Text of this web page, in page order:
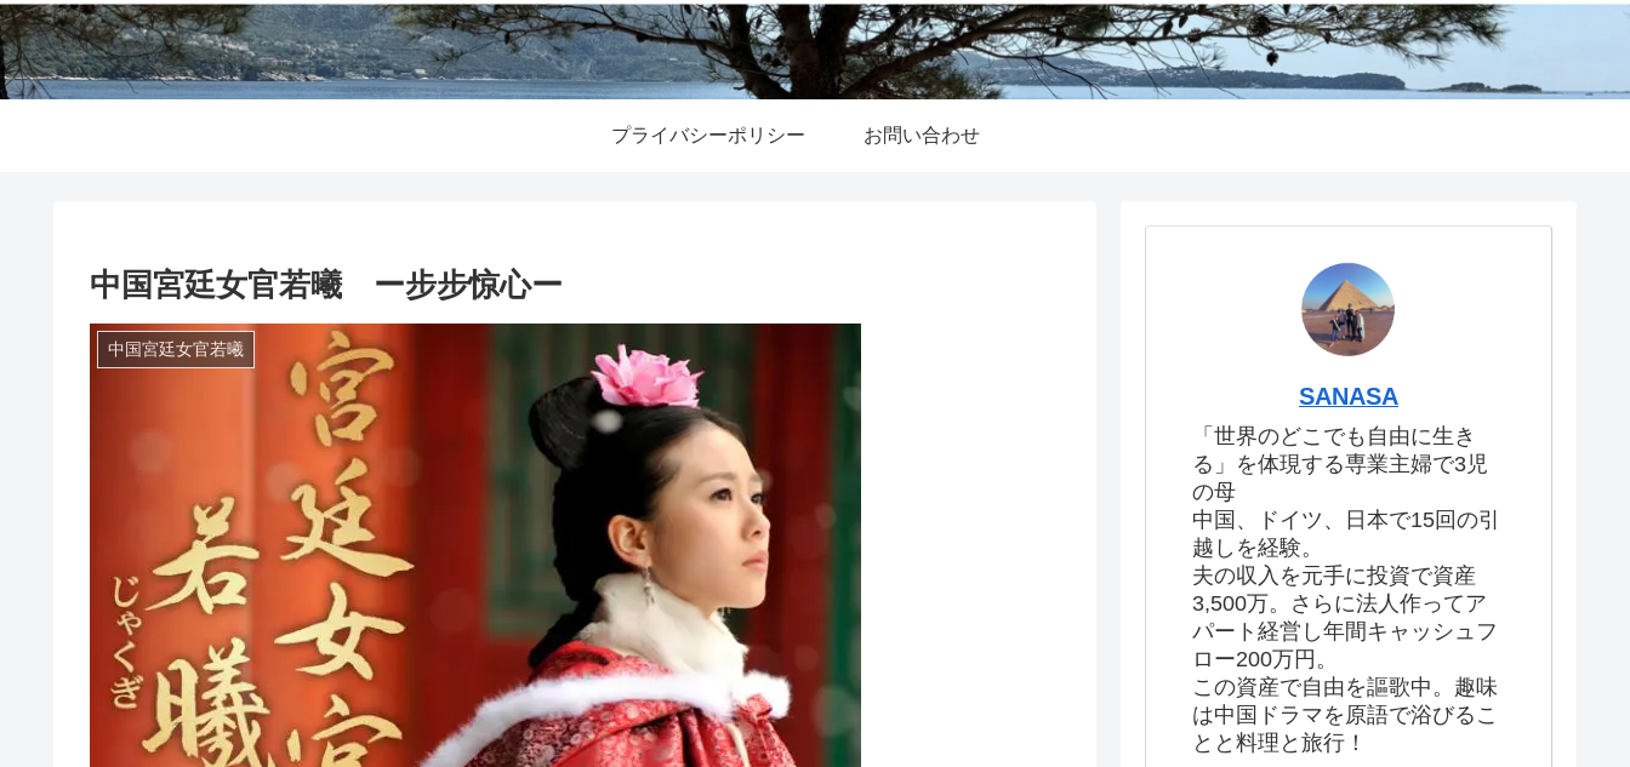
プライバシーポリシー お問い合わせ
中国宮廷女官若曦 ー步步惊心ー
中国宮廷女官若曦
SANASA
「世界のどこでも自由に生き
る」を体現する専業主婦で3児
の母
中国、ドイツ、日本で15回の引
越しを経験。
夫の収入を元手に投資で資産
3,500万。さらに法人作ってア
パート経営し年間キャッシュフ
ロー200万円。
この資産で自由を謳歌中。趣味
は中国ドラマを原語で浴びるこ
とと料理と旅行！